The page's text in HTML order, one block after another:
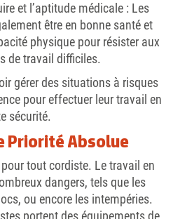
et l’aptitude médicale: Les
être en bonne santé et
physique pour résister aux
de travail difficiles.
gérer des situations à risques
pour effectuer leur travail en
sécurité.
Priorité Absolue
tout cordiste. Le travail en
dangers, tels que les
ou encore les intempéries.
portent des équipements de